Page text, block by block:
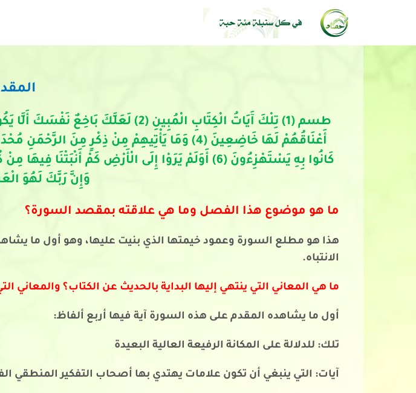
وَإِنَّ رَبَّكَ لَهُوَ
ما هو موضوع هذا الفصل وما هي علاقته بمقصد السورة؟
هذا هو مطلع السورة وعمود خيمتها الذي بنيت عليها، وهو أول ما
الانتباه.
ما هي المعاني التي ينتهي إليها البداية بالحديث عن الكتاب؟ والمعاني
أول ما يشاهده المقدم على هذه السورة آية فيها أربع ألفاظ:
تلك: للدلالة على المكانة الرفيعة العالية البعيدة
آيات: التي ينبغي أن تكون علامات يهتدي بها أصحاب التفكير المنطقي